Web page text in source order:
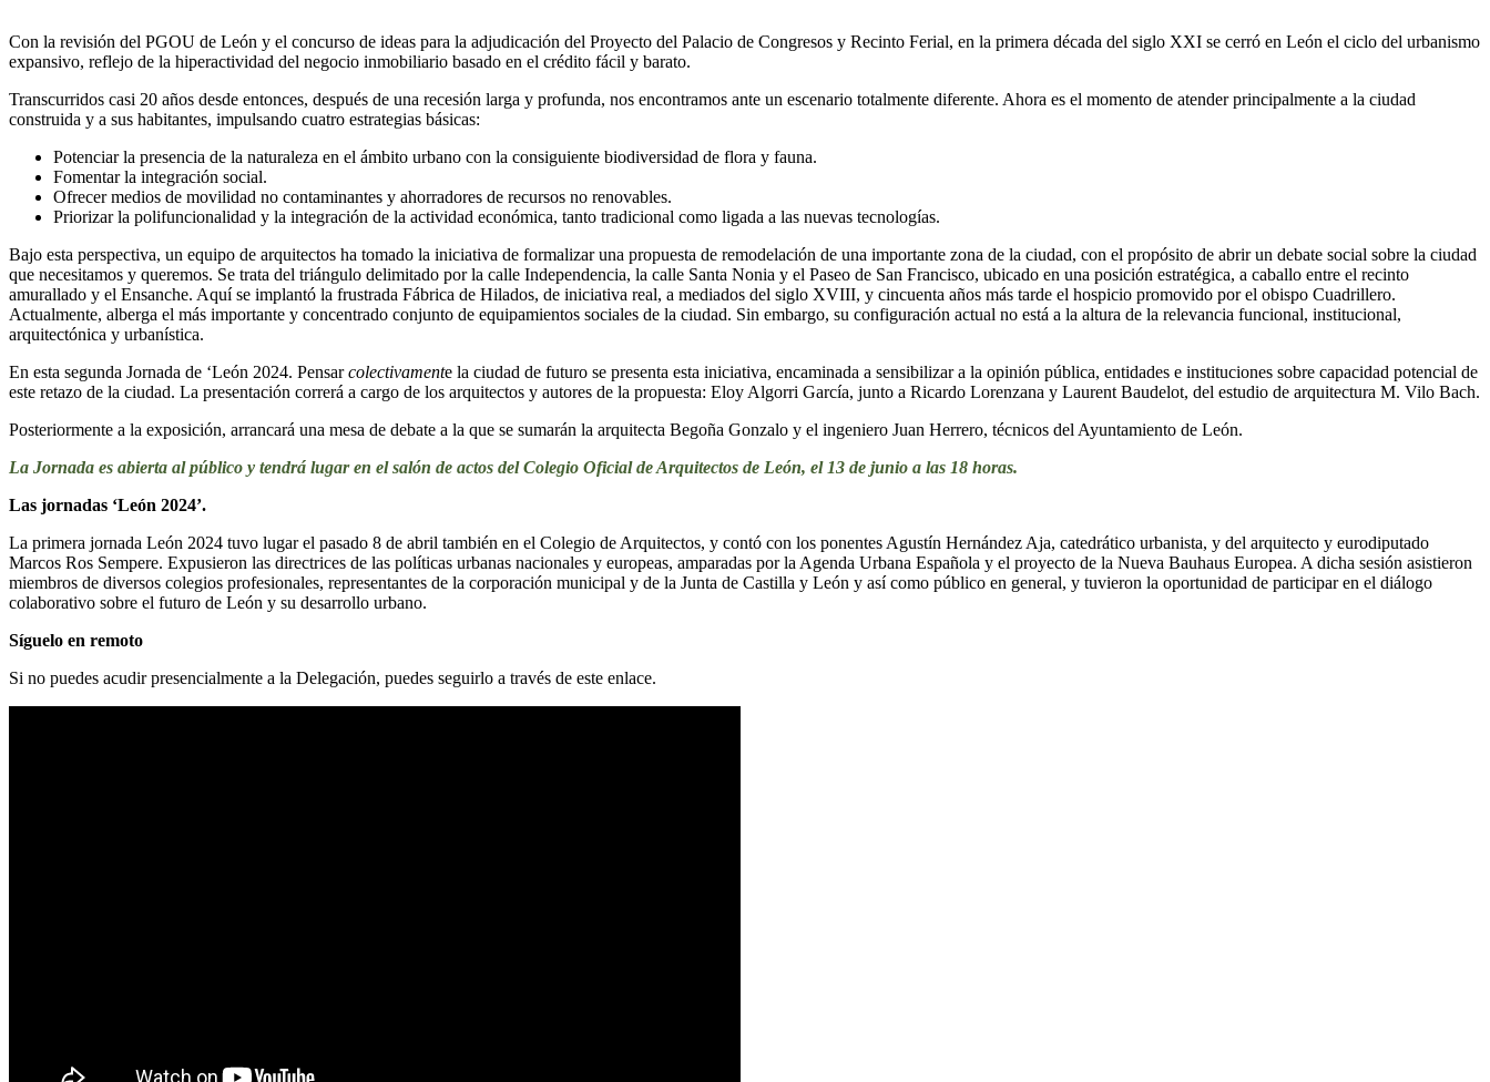
Con la revisión del PGOU de León y el concurso de ideas para la adjudicación del Proyecto del Palacio de Congresos y Recinto Ferial, en la primera década del siglo XXI se cerró en León el ciclo del urbanismo
expansivo, reflejo de la hiperactividad del negocio inmobiliario basado en el crédito fácil y barato.
Transcurridos casi 20 años desde entonces, después de una recesión larga y profunda, nos encontramos ante un escenario totalmente diferente. Ahora es el momento de atender principalmente a la ciudad
construida y a sus habitantes, impulsando cuatro estrategias básicas:
Potenciar la presencia de la naturaleza en el ámbito urbano con la consiguiente biodiversidad de flora y fauna.
Fomentar la integración social.
Ofrecer medios de movilidad no contaminantes y ahorradores de recursos no renovables.
Priorizar la polifuncionalidad y la integración de la actividad económica, tanto tradicional como ligada a las nuevas tecnologías.
Bajo esta perspectiva, un equipo de arquitectos ha tomado la iniciativa de formalizar una propuesta de remodelación de una importante zona de la ciudad, con el propósito de abrir un debate social sobre la ciudad
que necesitamos y queremos. Se trata del triángulo delimitado por la calle Independencia, la calle Santa Nonia y el Paseo de San Francisco, ubicado en una posición estratégica, a caballo entre el recinto
amurallado y el Ensanche. Aquí se implantó la frustrada Fábrica de Hilados, de iniciativa real, a mediados del siglo XVIII, y cincuenta años más tarde el hospicio promovido por el obispo Cuadrillero.
Actualmente, alberga el más importante y concentrado conjunto de equipamientos sociales de la ciudad. Sin embargo, su configuración actual no está a la altura de la relevancia funcional, institucional,
arquitectónica y urbanística.
En esta segunda Jornada de ‘León 2024. Pensarcolectivamente la ciudad de futuro se presenta esta iniciativa, encaminada a sensibilizar a la opinión pública, entidades e instituciones sobre capacidad potencial de
este retazo de la ciudad. La presentación correrá a cargo de los arquitectos y autores de la propuesta: Eloy Algorri García, junto a Ricardo Lorenzana y Laurent Baudelot, del estudio de arquitectura M. Vilo Bach.
Posteriormente a la exposición, arrancará una mesa de debate a la que se sumarán la arquitecta Begoña Gonzalo y el ingeniero Juan Herrero, técnicos del Ayuntamiento de León.
La Jornada es abierta al público y tendrá lugar en el salón de actos del Colegio Oficial de Arquitectos de León, el 13 de junio a las 18 horas.
Las jornadas ‘León 2024’.
La primera jornada León 2024 tuvo lugar el pasado 8 de abril también en el Colegio de Arquitectos, y contó con los ponentes Agustín Hernández Aja, catedrático urbanista, y del arquitecto y eurodiputado
Marcos Ros Sempere. Expusieron las directrices de las políticas urbanas nacionales y europeas, amparadas por la Agenda Urbana Española y el proyecto de la Nueva Bauhaus Europea. A dicha sesión asistieron
miembros de diversos colegios profesionales, representantes de la corporación municipal y de la Junta de Castilla y León y así como público en general, y tuvieron la oportunidad de participar en el diálogo
colaborativo sobre el futuro de León y su desarrollo urbano.
Síguelo en remoto
Si no puedes acudir presencialmente a la Delegación, puedes seguirlo a través de este enlace.